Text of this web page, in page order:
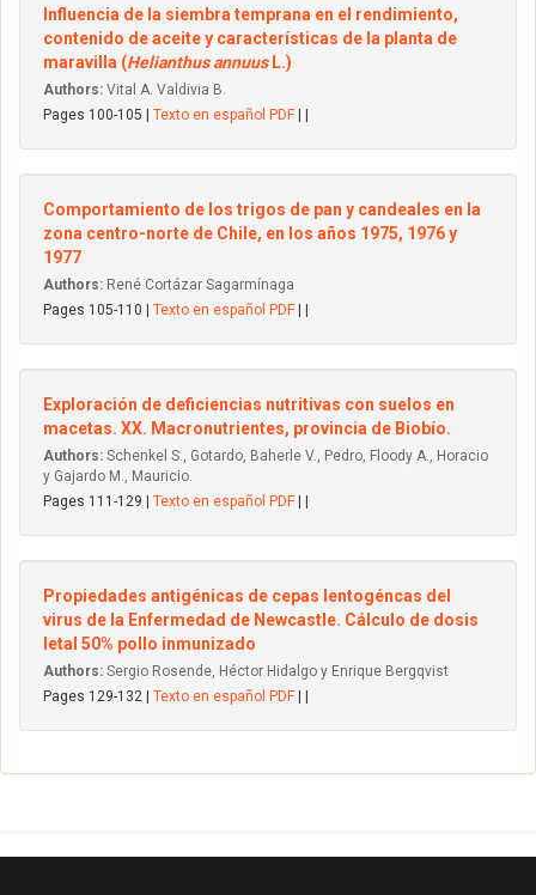
Influencia de la siembra temprana en el rendimiento,
contenido de aceite y características de la planta de
maravilla (Helianthus annuusL.)
Authors: Vital A. Valdivia B.
Pages 100-105 | Texto en español PDF
Comportamiento de los trigos de pan y candeales en la
zona centro-norte de Chile, en los años 1975, 1976 y
1977
Authors: René Cortázar Sagarmínaga
Pages 105-110 | Texto en español PDF
Exploración de deficiencias nutritivas con suelos en
macetas. XX. Macronutrientes, provincia de Biobío.
Authors: Schenkel S., Gotardo, Baherle V., Pedro, Floody A., Horacio
y Gajardo M., Mauricio.
Pages 111-129 | Texto en español PDF
Propiedades antigénicas de cepas lentogéncas del
virus de la Enfermedad de Newcastle. Cálculo de dosis
letal 50% pollo inmunizado
Authors: Sergio Rosende, Héctor Hidalgo y Enrique Bergqvist
Pages 129-132 | Texto en español PDF